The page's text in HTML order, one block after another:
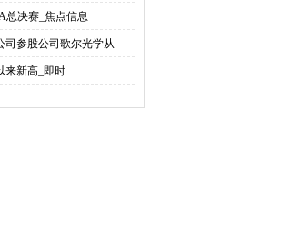
总决赛_焦点信息
司参股公司歌尔光学从
来新高_即时